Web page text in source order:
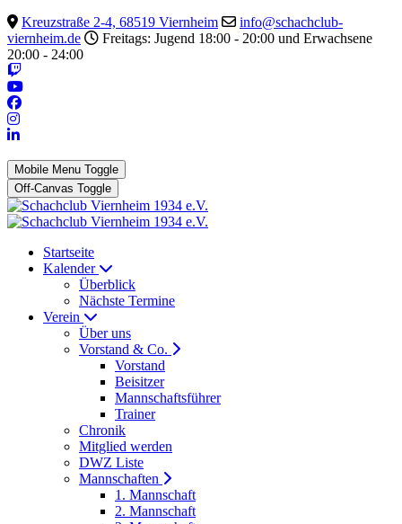
Kreuzstraße 2-4, 68519 Viernheim
info@schachclub-
viernheim.de
Freitags: Jugend 18:00 - 20:00 und Erwachsene
20:00 - 24:00
Mobile Menu Toggle
Off-Canvas Toggle
Startseite
Kalender
Überblick
Nächste Termine
Verein
Über uns
Vorstand & Co.
Vorstand
Beisitzer
Mannschaftsführer
Trainer
Chronik
Mitglied werden
DWZ Liste
Mannschaften
1. Mannschaft
2. Mannschaft